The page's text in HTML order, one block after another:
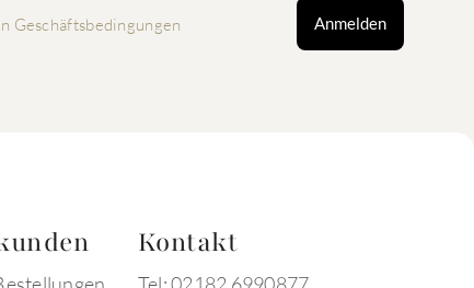
Geschäftsbedingungen Anmelden
Kontakt